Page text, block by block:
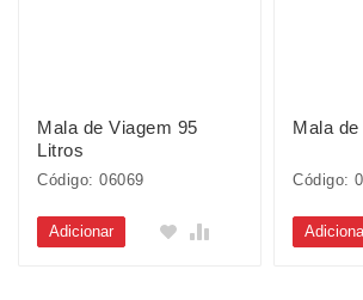
Mala de Viagem 95
Litros
Código: 06069
Adicionar
Mala
Código: